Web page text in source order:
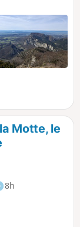
Motte, le
8h